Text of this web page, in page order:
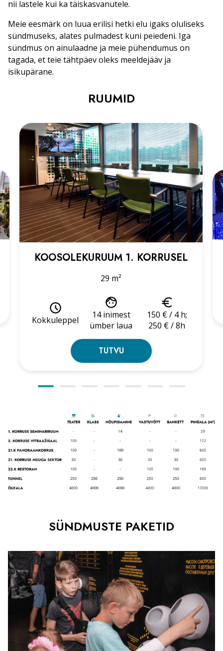
nii lastele kui ka täiskasvanutele.
Meie eesmärk on luua erilisi hetki elu igaks oluliseks
sündmuseks, alates pulmadest kuni peiedeni. Iga
sündmus on ainulaadne ja meie pühendumus on
tagada, et teie tähtpäev oleks meeldejääv ja
isikupärane.
RUUMID
KOOSOLEKURUUM 1. KORRUSEL
29 m²
Kokkuleppel
14 inimest
ümber laua
150 € / 4 h;
250 € / 8h
TUTVU
SÜNDMUSTE PAKETID